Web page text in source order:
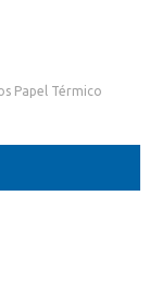
Papel Térmico